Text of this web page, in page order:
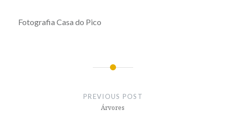
Fotografia Casa do Pico
PREVIOUS POST
Árvores